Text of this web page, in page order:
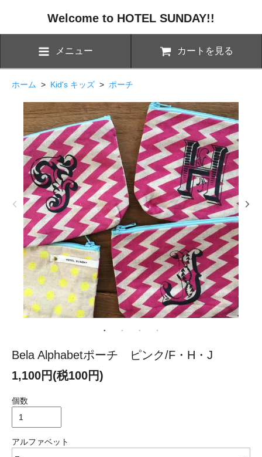
Welcome to HOTEL SUNDAY!!
メニュー カートを見る
ホーム > Kid's キッズ > ポーチ
Bela Alphabetポーチ ピンク/F・H・J
1,100円(税100円)
個数
アルファベット